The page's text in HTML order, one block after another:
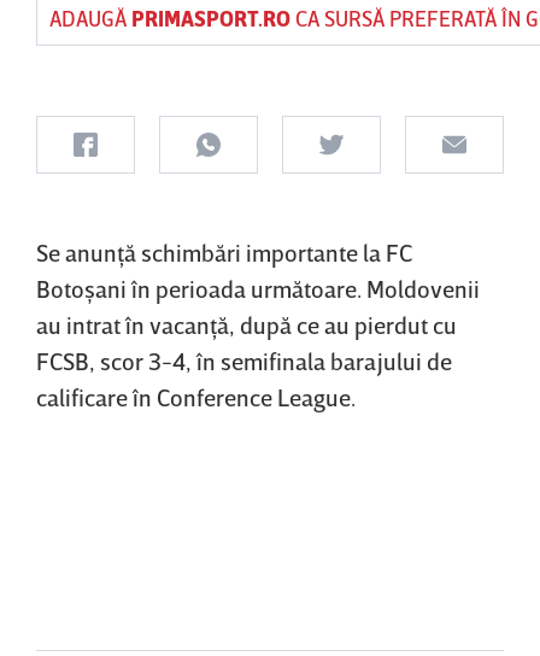
ADAUGĂ PRIMASPORT.ROCA SURSĂ PREFERATĂ ÎN
Se anunţă schimbări importante la FC
Botoşani în perioada următoare. Moldovenii
au intrat în vacanţă, după ce au pierdut cu
FCSB, scor 3-4, în semifinala barajului de
calificare în Conference League.